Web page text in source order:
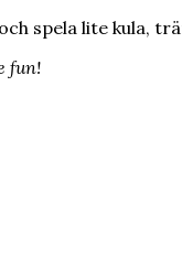
spela lite kula,
fun!